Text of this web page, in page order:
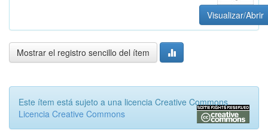
Visualizar/Abrir
Mostrar el registro sencillo del ítem
Este ítem está sujeto a una licencia Creative Commons
Licencia Creative Commons